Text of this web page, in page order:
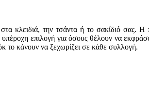
την τσάντα ή το σακίδιό σας. Η
επιλογή για όσους θέλουν να
το κάνουν να ξεχωρίζει σε κάθε συλλογή.